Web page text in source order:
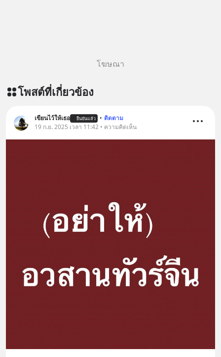
โฆษณา
โพสต์ที่เกี่ยวข้อง
เขียนไว้ให้เธอ ยืนยันแล้ว • ติดตาม
19 ก.ย. 2025 เวลา 11:42 • ความคิดเห็น